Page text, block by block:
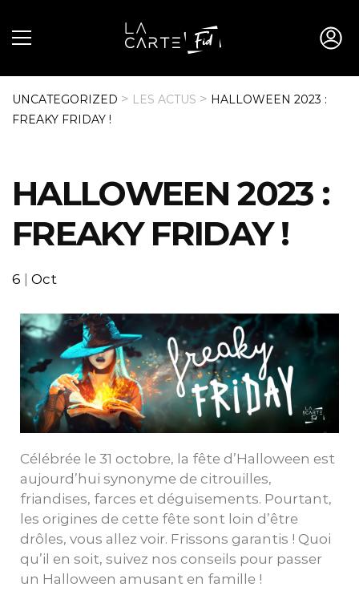
UNCATEGORIZED > LES ACTUS > HALLOWEEN 2023 :
FREAKY FRIDAY !
HALLOWEEN 2023 :
FREAKY FRIDAY !
6 | Oct
Célébrée le 31 octobre, la fête d’Halloween est
aujourd’hui synonyme de citrouilles,
friandises, farces et déguisements. Pourtant,
les origines de cette fête sont loin d’être
drôles, vous allez voir. Frissons garantis ! Quoi
qu’il en soit, suivez nos conseils pour passer
un Halloween amusant en famille !